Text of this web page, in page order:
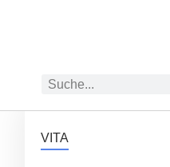
VITA